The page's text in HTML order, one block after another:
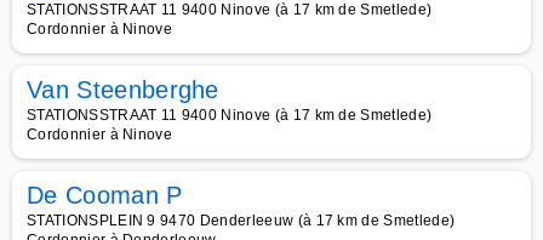
STATIONSSTRAAT 11 9400 Ninove (à 17 km de Smetlede)
Cordonnier à Ninove
Van Steenberghe
STATIONSSTRAAT 11 9400 Ninove (à 17 km de Smetlede)
Cordonnier à Ninove
De Cooman P
STATIONSPLEIN 9 9470 Denderleeuw (à 17 km de Smetlede)